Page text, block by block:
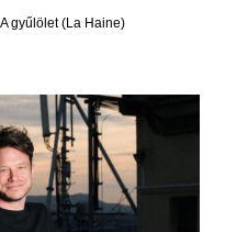
gyűlölet (La Haine)